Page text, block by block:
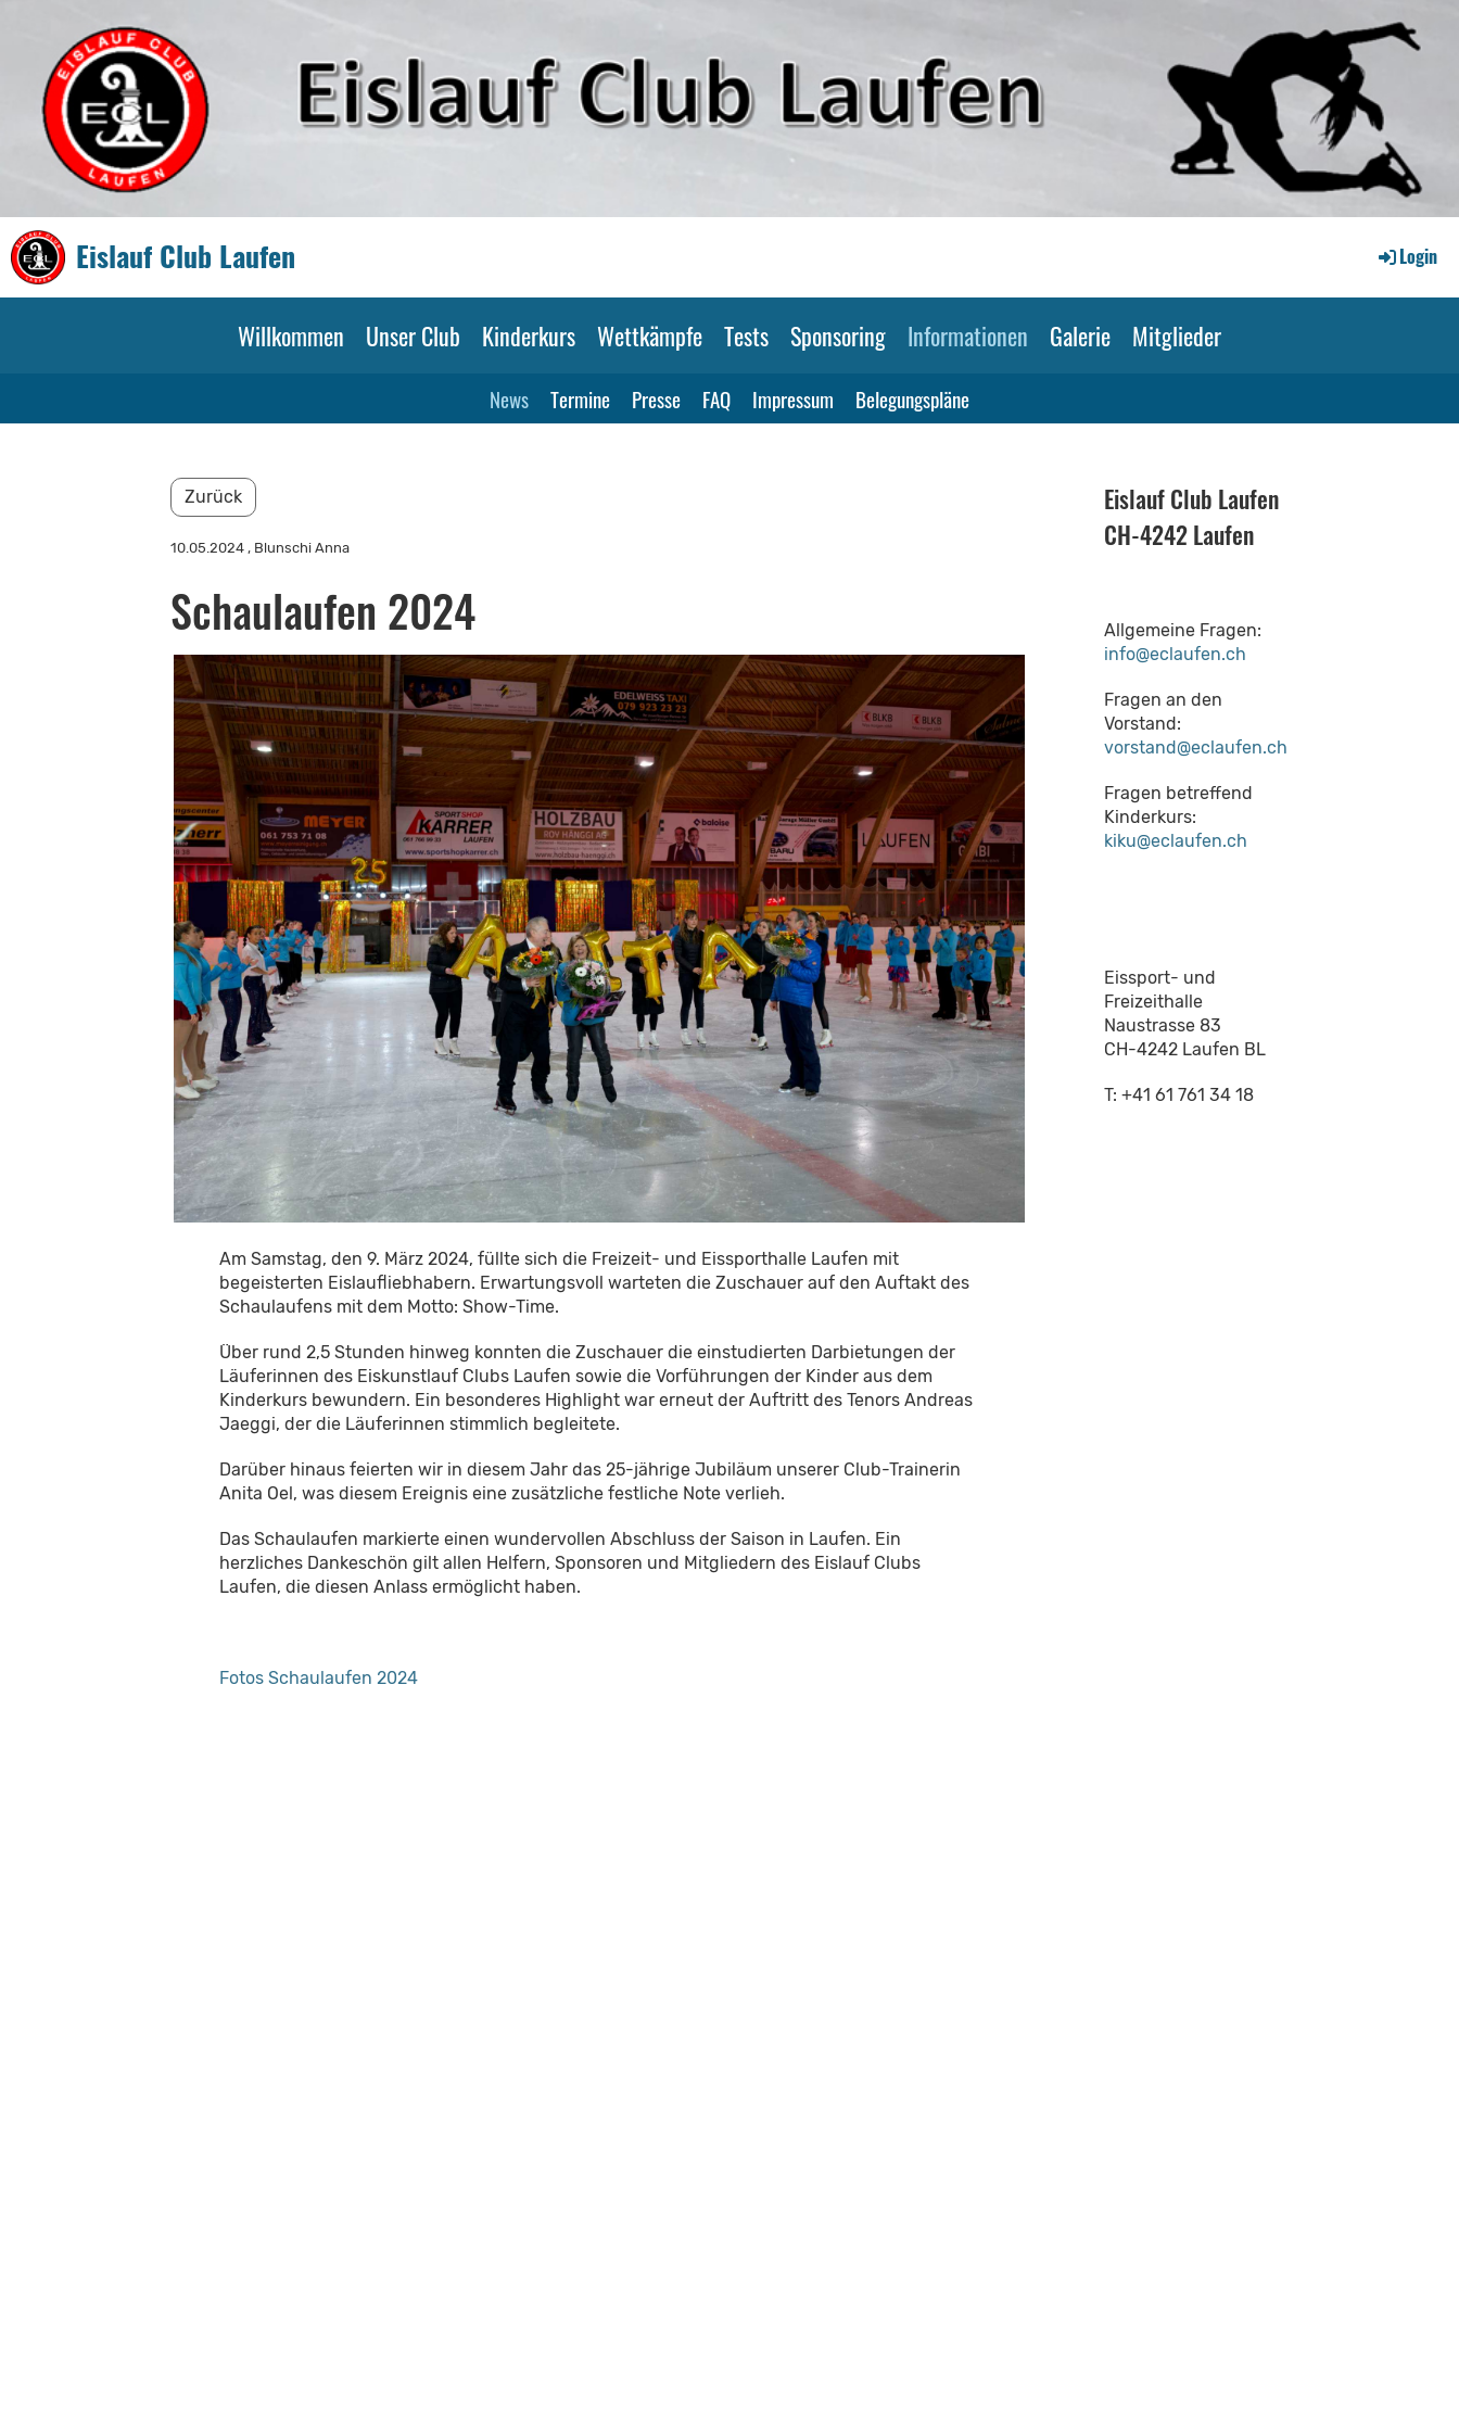
Eislauf Club Laufen Login
Willkommen Unser Club Kinderkurs Wettkämpfe Tests Sponsoring Informationen Galerie Mitglieder
News Termine Presse FAQ Impressum Belegungspläne
Zurück
10.05.2024 , Blunschi Anna
Schaulaufen 2024
Am Samstag, den 9. März 2024, füllte sich die Freizeit- und Eissporthalle Laufen mit
begeisterten Eislaufliebhabern. Erwartungsvoll warteten die Zuschauer auf den Auftakt des
Schaulaufens mit dem Motto: Show-Time.
Über rund 2,5 Stunden hinweg konnten die Zuschauer die einstudierten Darbietungen der
Läuferinnen des Eiskunstlauf Clubs Laufen sowie die Vorführungen der Kinder aus dem
Kinderkurs bewundern. Ein besonderes Highlight war erneut der Auftritt des Tenors Andreas
Jaeggi, der die Läuferinnen stimmlich begleitete.
Darüber hinaus feierten wir in diesem Jahr das 25-jährige Jubiläum unserer Club-Trainerin
Anita Oel, was diesem Ereignis eine zusätzliche festliche Note verlieh.
Das Schaulaufen markierte einen wundervollen Abschluss der Saison in Laufen. Ein
herzliches Dankeschön gilt allen Helfern, Sponsoren und Mitgliedern des Eislauf Clubs
Laufen, die diesen Anlass ermöglicht haben.
Fotos Schaulaufen 2024
Eislauf Club Laufen
CH-4242 Laufen
Allgemeine Fragen:
info@eclaufen.ch
Fragen an den
Vorstand:
vorstand@eclaufen.ch
Fragen betreffend
Kinderkurs:
kiku@eclaufen.ch
Eissport- und
Freizeithalle
Naustrasse 83
CH-4242 Laufen BL
T: +41 61 761 34 18